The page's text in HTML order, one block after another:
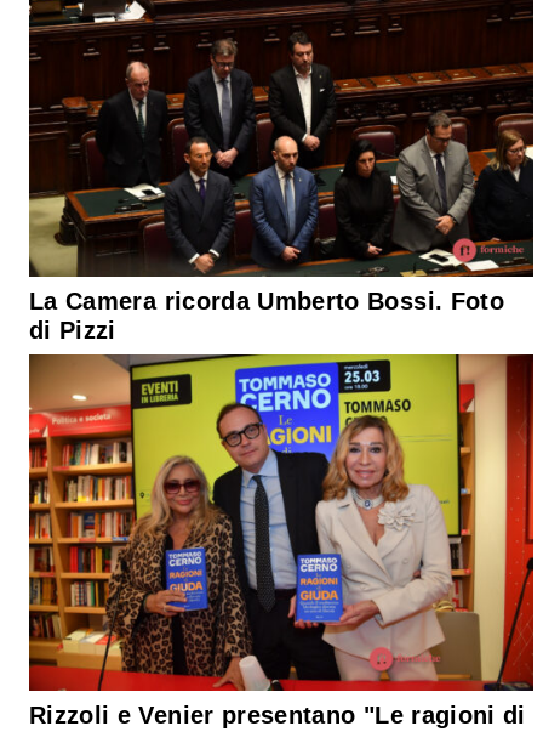
La Camera ricorda Umberto Bossi. Foto
di Pizzi
Rizzoli e Venier presentano "Le ragioni di